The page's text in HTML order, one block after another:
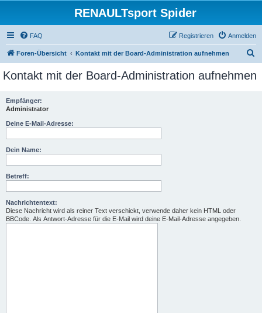
RENAULTsport Spider
FAQ Anmelden
Registrieren
Foren-Übersicht Kontakt mit der Board-Administration aufnehmen
c
Kontakt mit der Board-Administration aufnehmen
Empfänger:
Administrator
Deine E-Mail-Adresse:
Dein Name:
Betreff:
Nachrichtentext:
Diese Nachricht wird als reiner Text verschickt, verwende daher kein HTML oder
BBCode. Als Antwort-Adresse für die E-Mail wird deine E-Mail-Adresse angegeben.